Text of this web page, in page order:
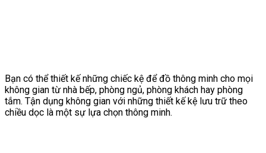
Bạn có thể thiết kế những chiếc kệ để đồ thông minh cho mọi
không gian từ nhà bếp, phòng ngủ, phòng khách hay phòng
tắm. Tận dụng không gian với những thiết kế kệ lưu trữ theo
chiều dọc là một sự lựa chọn thông minh.